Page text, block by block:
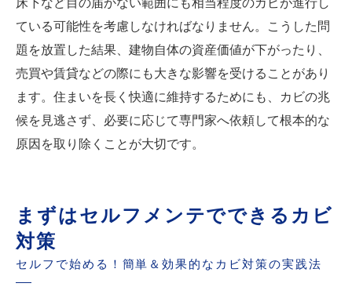
床下など目の届かない範囲にも相当程度のカビが進行し
ている可能性を考慮しなければなりません。こうした問
題を放置した結果、建物自体の資産価値が下がったり、
売買や賃貸などの際にも大きな影響を受けることがあり
ます。住まいを長く快適に維持するためにも、カビの兆
候を見逃さず、必要に応じて専門家へ依頼して根本的な
原因を取り除くことが大切です。
まずはセルフメンテでできるカビ
対策
セルフで始める！簡単＆効果的なカビ対策の実践法